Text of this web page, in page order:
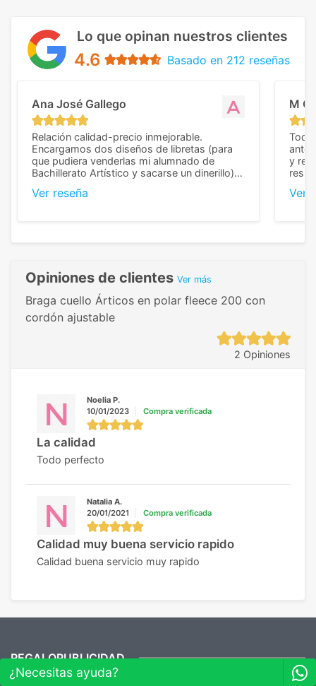
Lo que opinan nuestros clientes
4.6 Basado en 212 reseñas
Ana José Gallego
Relación calidad-precio inmejorable.
Encargamos dos diseños de libretas (para
que pudiera venderlas mi alumnado de
Bachillerato Artístico y sacarse un dinerillo) y
diferencia, con libretas de muy buena calidad
previsualizarlas (las adjunto) y llegaron tal
cual, sin el menor problema. Totalmente
recomendables.
Ver reseña
M C
Todo
y
Ver
Opiniones de clientes Ver más
Braga cuello Árticos en polar fleece 200 con
cordón ajustable
2 Opiniones
Noelia P.
10/01/2023
Compra verificada
La calidad
Todo perfecto
Natalia A.
20/01/2021
Compra verificada
Calidad muy buena servicio rapido
Calidad buena servicio muy rapido
¿Quieres ver nuestras últimas
Novedades y Ofertas?
REGALOPUBLICIDAD
¿Necesitas ayuda?